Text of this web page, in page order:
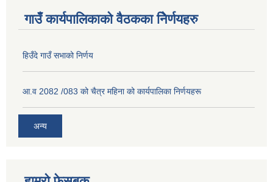
गाउँ कार्यपालिकाको वैठकका निेर्णयहरु
हिउँदे गाउँ सभाको निर्णय
आ.व 2082 /083 को चैत्र महिना को कार्यपालिका निर्णयहरू
अन्य